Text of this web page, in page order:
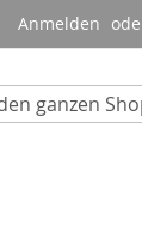
Anmelden